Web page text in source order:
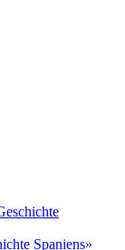
Spaniens»